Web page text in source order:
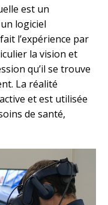
est un
logiciel
l’expérience par
la vision et
qu’il se trouve
La réalité
et est utilisée
de santé,